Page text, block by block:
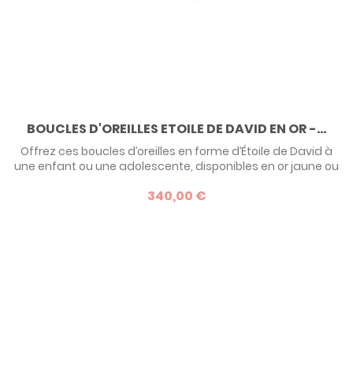
BOUCLES D'OREILLES ETOILE DE DAVID EN OR -...
Offrez ces boucles d’oreilles en forme d’Étoile de David à
une enfant ou une adolescente, disponibles en or jaune ou
Lucor, idéal pour une Bar Mitsvah, un anniversaire ou toute
340,00 €